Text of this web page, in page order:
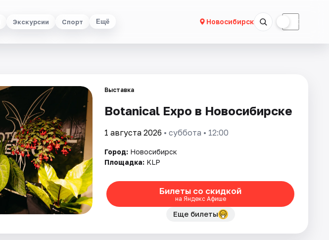
Экскурсии Спорт Ещё Новосибирск ☾
Выставка
Botanical Expo в Новосибирске
1 августа 2026 • суббота • 12:00
Город: Новосибирск
Площадка: KLP
Билеты со скидкой
на Яндекс Афише
Еще билеты